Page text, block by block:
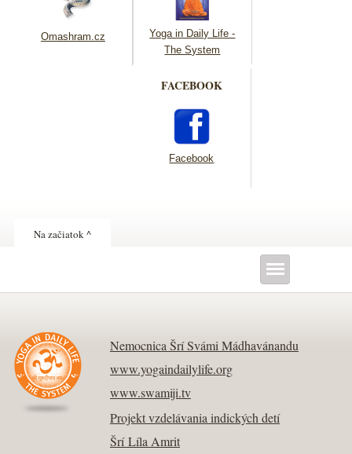
Omashram.cz
Yoga in Daily Life -
The System
FACEBOOK
Facebook
Na začiatok ^
Nemocnica Šrí Svámi Mádhavánandu
www.yogaindailylife.org
www.swamiji.tv
Projekt vzdelávania indických detí
Šrí Líla Amrit